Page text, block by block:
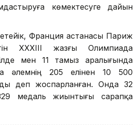
көмектесуге дайын
Франция астанасы Париж
XXXIII жазғы Олимпиада
мен 11 тамыз аралығында
әлемнің 205 елінен 10 500
деп жоспарланған. Онда 32
медаль жиынтығы сарапқа